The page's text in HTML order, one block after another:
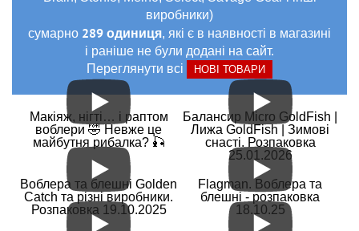
виробники)
сумарно 289 одиниця, які є в наявності в магазині
і раніше не були додані на сайт.
Переглянути всі
НОВІ ТОВАРИ
Макіяж, нігті… і раптом
воблери 🤣 Невже це
майбутня рибалка? 🎣
Балансир Micro GoldFish |
Лижа GoldFish | Зимові
снасті. Розпаковка
25.01.2026
Воблера та блешні Golden
Catch та різні виробники.
Розпаковка 19.10.2025
Flagman. Воблера та
блешні - розпаковка
18.10.25